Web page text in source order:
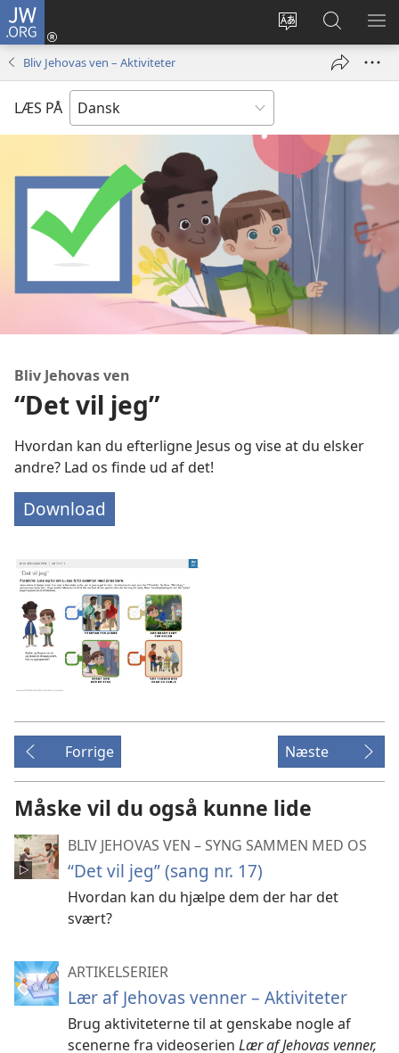
JW.ORG
Vælg
Log
på
vindue)
Søg
på
JW.ORG
VIS
Bliv Jehovas ven – Aktiviteter
LÆS PÅ
Bliv Jehovas ven
“Det vil jeg”
Hvordan kan du efterligne Jesus og vise at du elsker
andre? Lad os finde ud af det!
Download
Forrige Næste
Måske vil du også kunne lide
BLIV JEHOVAS VEN – SYNG SAMMEN MED OS
“Det vil jeg” (sang nr. 17)
Hvordan kan du hjælpe dem der har det
svært?
ARTIKELSERIER
Lær af Jehovas venner – Aktiviteter
Brug aktiviteterne til at genskabe nogle af
scenerne fra videoserien Lær af Jehovas venner,